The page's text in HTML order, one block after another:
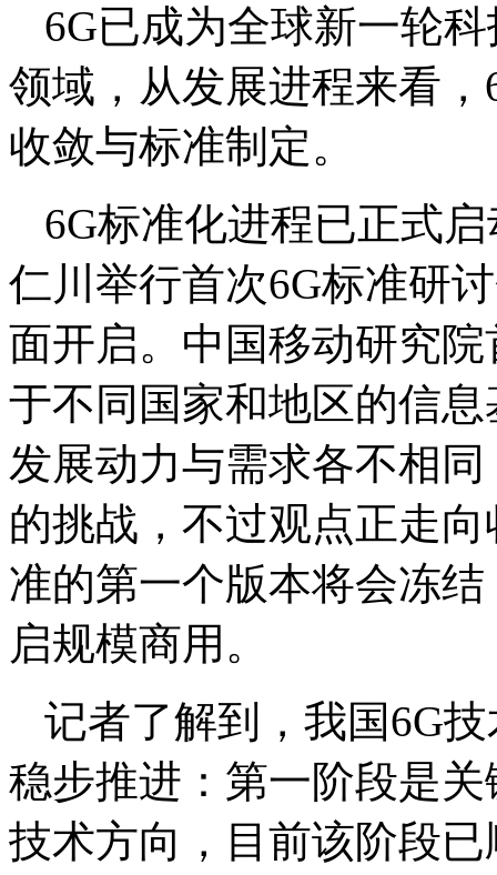
6G已成为全球新一轮
领域，从发展进程来看
收敛与标准制定。
6G标准化进程已正式
仁川举行首次6G标准研
面开启。中国移动研究
于不同国家和地区的信
发展动力与需求各不相
的挑战，不过观点正走
准的第一个版本将会冻
启规模商用。
记者了解到，我国6G
稳步推进：第一阶段是
技术方向，目前该阶段